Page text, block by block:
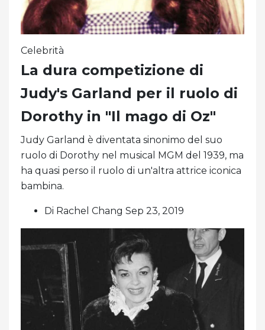
Celebrità
La dura competizione di
Judy's Garland per il ruolo di
Dorothy in "Il mago di Oz"
Judy Garland è diventata sinonimo del suo
ruolo di Dorothy nel musical MGM del 1939, ma
ha quasi perso il ruolo di un'altra attrice iconica
bambina.
Di Rachel Chang Sep 23, 2019